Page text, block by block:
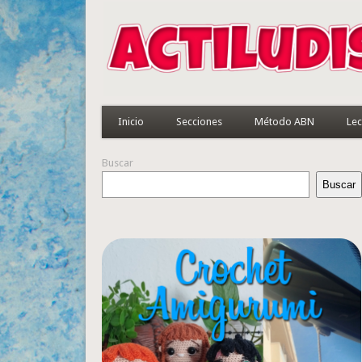
Inicio Secciones Método ABN
Buscar
Buscar